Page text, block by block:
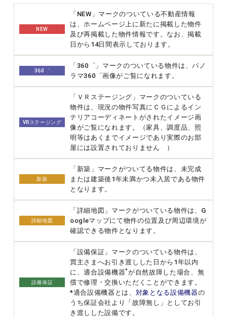
NEW
「NEW」マークのついている不動産情報
は、ホームページ上に新たに掲載した物件
及び再掲載した物件情報です。なお、掲載
日から14日間表示しております。
360゜
「360゜」マークのついている物件は、パノ
ラマ360゜画像がご覧になれます。
VRステージング
「ＶＲステージング」マークのついている
物件は、現況の物件写真にＣＧによるイン
テリアコーディネートがされたイメージ画
像がご覧になれます。（家具、調度品、照
明等はあくまでイメージであり実際のお部
屋には設置されておりません ）
新築
「新築」マークがついてる物件は、未完成
または建築後1年未満かつ未入居である物件
となります。
詳細地図
「詳細地図」マークがついている物件は、G
oogleマップにて物件の位置及び周辺環境が
確認できる物件となります。
設備保証
「設備保証」マークのついている物件は、
買主さまへお引き渡しした日から1年以内
に、適合設備機器*が自然故障した場合、無
償で修理・交換いただくことができます。
*適合設備機器とは、 対象となる設備機器の
うち保証会社より「故障無し」としてお引
き渡しした設備です。